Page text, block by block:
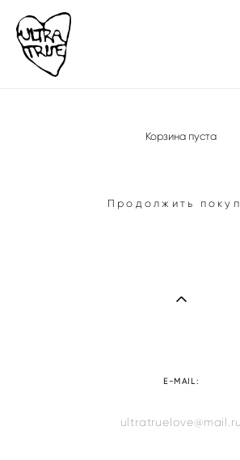
Корзина пуста
Продолжить
E-MAIL:
ultratruelove@mail.ru